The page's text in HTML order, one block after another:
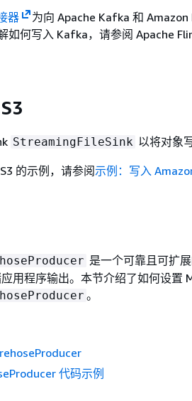
器
为向 Apache Kafka 和 Amazon
如何写入 Kafka，请参阅 Apache
StreamingFileSink 以将对象
的示例，请参阅示例：写入
是一个可靠且可扩
用程序输出。本节介绍了如何设置
。
代码示例